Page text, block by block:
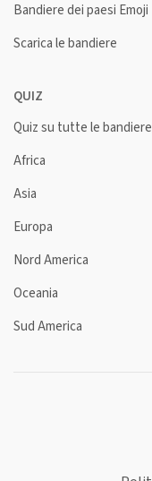
Bandiere dei paesi Emoji
Scarica le bandiere
QUIZ
Quiz su tutte le bandiere
Africa
Asia
Europa
Nord America
Oceania
Sud America